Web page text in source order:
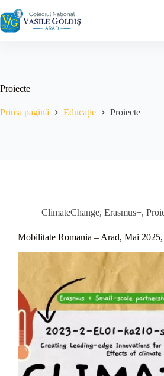
la
conținut
Proiecte
Prima pagină Educație Proiecte
ClimateChange, Erasmus+,
Mobilitate Romania – Arad, Mai